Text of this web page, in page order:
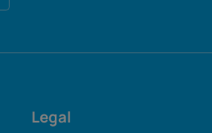
Legal